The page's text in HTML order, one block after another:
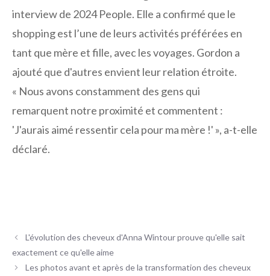
interview de 2024 People. Elle a confirmé que le
shopping est l’une de leurs activités préférées en
tant que mère et fille, avec les voyages. Gordon a
ajouté que d'autres envient leur relation étroite.
« Nous avons constamment des gens qui
remarquent notre proximité et commentent :
'J'aurais aimé ressentir cela pour ma mère !' », a-t-elle
déclaré.
L'évolution des cheveux d'Anna Wintour prouve qu'elle sait
exactement ce qu'elle aime
Les photos avant et après de la transformation des cheveux